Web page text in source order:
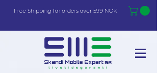
Free Shipping for orders over 599 NOK